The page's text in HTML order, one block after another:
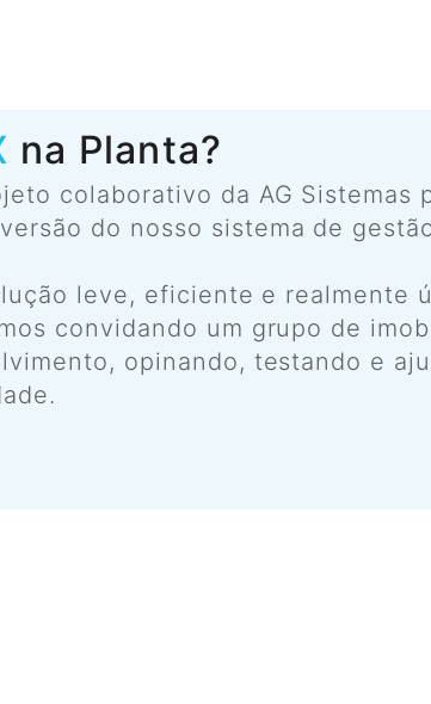
na Planta?
colaborativo da AG Sistemas
do nosso sistema de
leve, eficiente e realmente
convidando um grupo de
opinando, testando e